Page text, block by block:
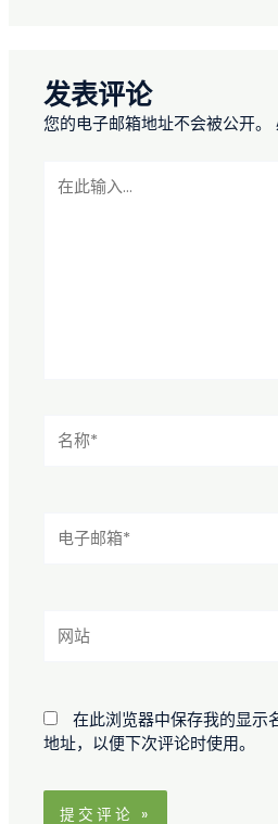
发表评论
您的电子邮箱地址不会被公开。
此
称
站
在此浏览器中保存我的显示
地址，以便下次评论时使用。